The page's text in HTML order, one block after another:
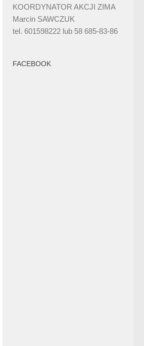
KOORDYNATOR AKCJI ZIMA
Marcin SAWCZUK
tel. 601598222 lub 58 685-83-86
FACEBOOK